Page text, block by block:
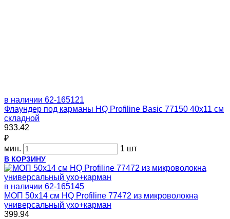
в наличии 62-165121
Флаундер под карманы HQ Profiline Basic 77150 40х11 см
складной
933.42
₽
мин.
1 шт
В КОРЗИНУ
в наличии 62-165145
МОП 50х14 см HQ Profiline 77472 из микроволокна
универсальный ухо+карман
399.94